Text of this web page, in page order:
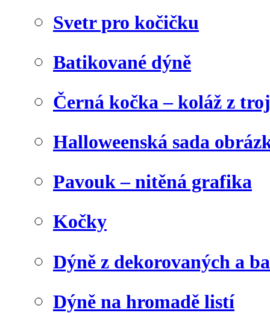
Svetr pro kočičku
Batikované dýně
Černá kočka – koláž z
Halloweenská sada
Pavouk – nitěná grafika
Kočky
Dýně z dekorovaných a
Dýně na hromadě listí